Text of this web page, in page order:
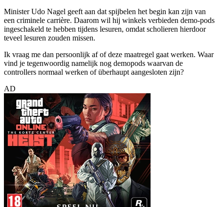
Minister Udo Nagel geeft aan dat spijbelen het begin kan zijn van
een criminele carrière. Daarom wil hij winkels verbieden demo-pods
ingeschakeld te hebben tijdens lesuren, omdat scholieren hierdoor
teveel lesuren zouden missen.
Ik vraag me dan persoonlijk af of deze maatregel gaat werken. Waar
vind je tegenwoordig namelijk nog demopods waarvan de
controllers normaal werken of überhaupt aangesloten zijn?
AD